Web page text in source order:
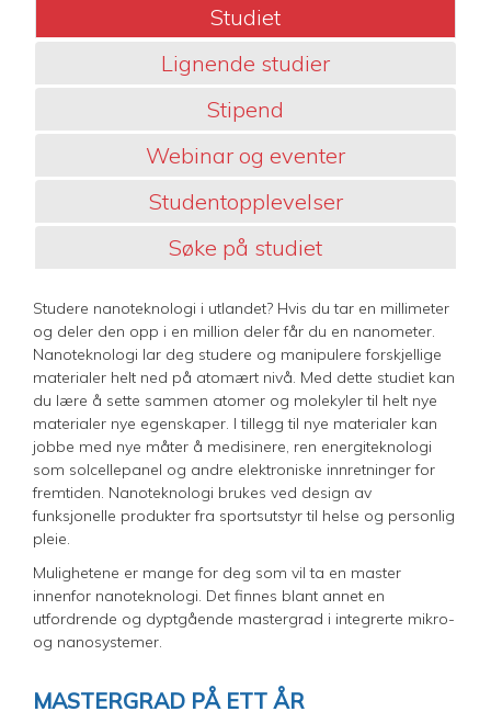
Studiet
Lignende studier
Stipend
Webinar og eventer
Studentopplevelser
Søke på studiet
Studere nanoteknologi i utlandet? Hvis du tar en millimeter
og deler den opp i en million deler får du en nanometer.
Nanoteknologi lar deg studere og manipulere forskjellige
materialer helt ned på atomært nivå. Med dette studiet kan
du lære å sette sammen atomer og molekyler til helt nye
materialer nye egenskaper. I tillegg til nye materialer kan
jobbe med nye måter å medisinere, ren energiteknologi
som solcellepanel og andre elektroniske innretninger for
fremtiden. Nanoteknologi brukes ved design av
funksjonelle produkter fra sportsutstyr til helse og personlig
pleie.
Mulighetene er mange for deg som vil ta en master
innenfor nanoteknologi. Det finnes blant annet en
utfordrende og dyptgående mastergrad i integrerte mikro-
og nanosystemer.
MASTERGRAD PÅ ETT ÅR